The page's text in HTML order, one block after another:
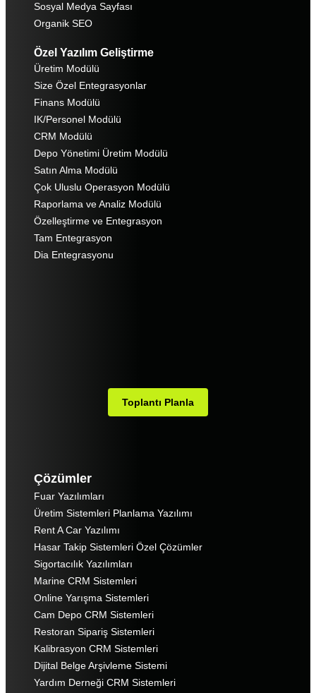
Sosyal Medya Sayfası
Organik SEO
Özel Yazılım Geliştirme
Üretim Modülü
Size Özel Entegrasyonlar
Finans Modülü
IK/Personel Modülü
CRM Modülü
Depo Yönetimi Üretim Modülü
Satın Alma Modülü
Çok Uluslu Operasyon Modülü
Raporlama ve Analiz Modülü
Özelleştirme ve Entegrasyon
Tam Entegrasyon
Dia Entegrasyonu
Çözümler
Fuar Yazılımları
Üretim Sistemleri Planlama Yazılımı
Rent A Car Yazılımı
Hasar Takip Sistemleri Özel Çözümler
Sigortacılık Yazılımları
Marine CRM Sistemleri
Online Yarışma Sistemleri
Cam Depo CRM Sistemleri
Restoran Sipariş Sistemleri
Kalibrasyon CRM Sistemleri
Dijital Belge Arşivleme Sistemi
Yardım Derneği CRM Sistemleri
Toplantı Planla